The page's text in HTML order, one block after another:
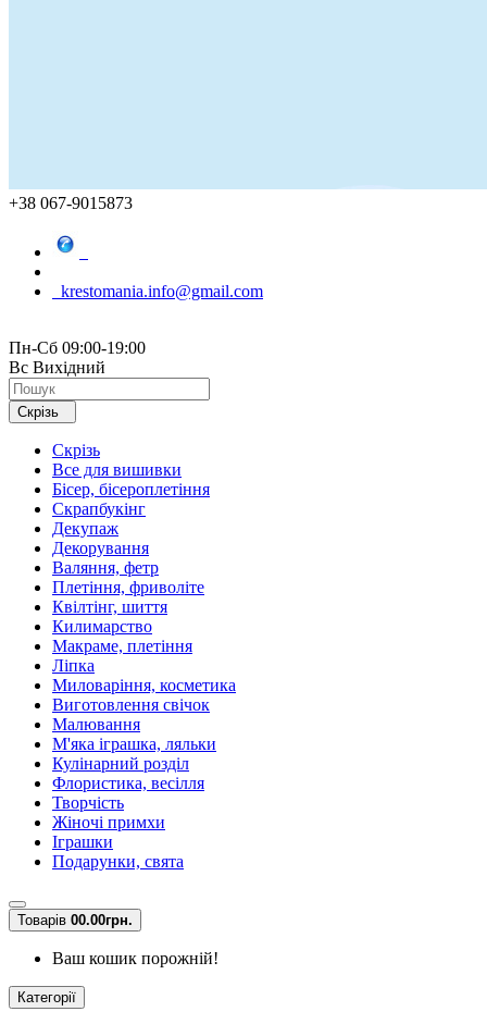
+38 067-9015873
krestomania.info@gmail.com
Пн-Сб 09:00-19:00
Вс Вихідний
Скрізь
Скрізь
Все для вишивки
Бісер, бісероплетіння
Скрапбукінг
Декупаж
Декорування
Валяння, фетр
Плетіння, фриволіте
Квілтінг, шиття
Килимарство
Макраме, плетіння
Ліпка
Миловаріння, косметика
Виготовлення свічок
Малювання
М'яка іграшка, ляльки
Кулінарний розділ
Флористика, весілля
Творчість
Жіночі примхи
Іграшки
Подарунки, свята
Товарів 00.00грн.
Ваш кошик порожній!
Категорії